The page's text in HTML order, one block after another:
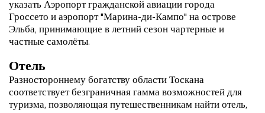
указать Аэропорт гражданской авиации города
Гроссето и аэропорт "Марина-ди-Кампо" на острове
Эльба, принимающие в летний сезон чартерные и
частные самолёты.
Отель
Разностороннему богатству области Тоскана
соответствует безграничная гамма возможностей для
туризма, позволяющая путешественникам найти отель,